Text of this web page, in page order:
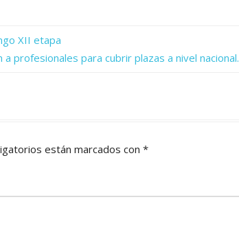
XII etapa
a profesionales para cubrir plazas a nivel nacional.
están marcados con *